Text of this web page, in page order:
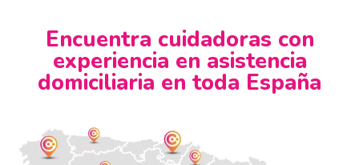
Encuentra cuidadoras con
experiencia en asistencia
domiciliaria en toda España